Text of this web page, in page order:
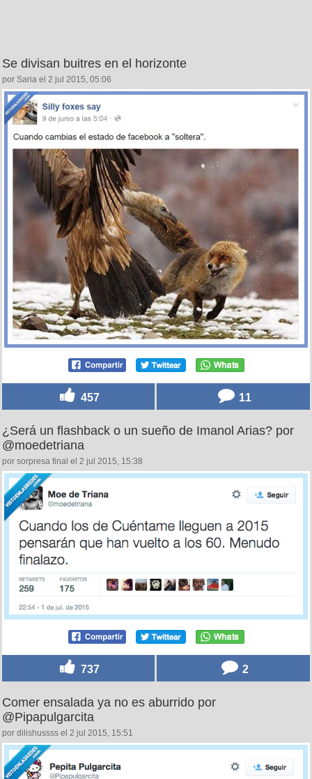
Se divisan buitres en el horizonte
por Saria el 2 jul 2015, 05:06
457 11
¿Será un flashback o un sueño de Imanol Arias? por
@moedetriana
por sorpresa final el 2 jul 2015, 15:38
737 2
Comer ensalada ya no es aburrido por
@Pipapulgarcita
por dilishussss el 2 jul 2015, 15:51